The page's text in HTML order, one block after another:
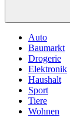
Auto
Baumarkt
Drogerie
Elektronik
Haushalt
Sport
Tiere
Wohnen